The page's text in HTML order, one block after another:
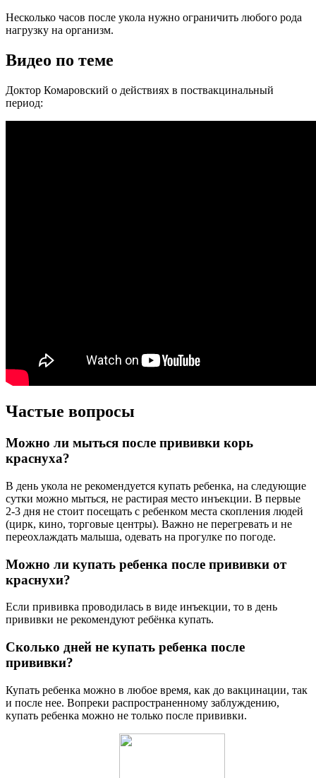
Несколько часов после укола нужно ограничить любого рода
нагрузку на организм.
Видео по теме
Доктор Комаровский о действиях в поствакцинальный
период:
Частые вопросы
Можно ли мыться после прививки корь
краснуха?
В день укола не рекомендуется купать ребенка, на следующие
сутки можно мыться, не растирая место инъекции. В первые
2-3 дня не стоит посещать с ребенком места скопления людей
(цирк, кино, торговые центры). Важно не перегревать и не
переохлаждать малыша, одевать на прогулке по погоде.
Можно ли купать ребенка после прививки от
краснухи?
Если прививка проводилась в виде инъекции, то в день
прививки не рекомендуют ребёнка купать.
Сколько дней не купать ребенка после
прививки?
Купать ребенка можно в любое время, как до вакцинации, так
и после нее. Вопреки распространенному заблуждению,
купать ребенка можно не только после прививки.